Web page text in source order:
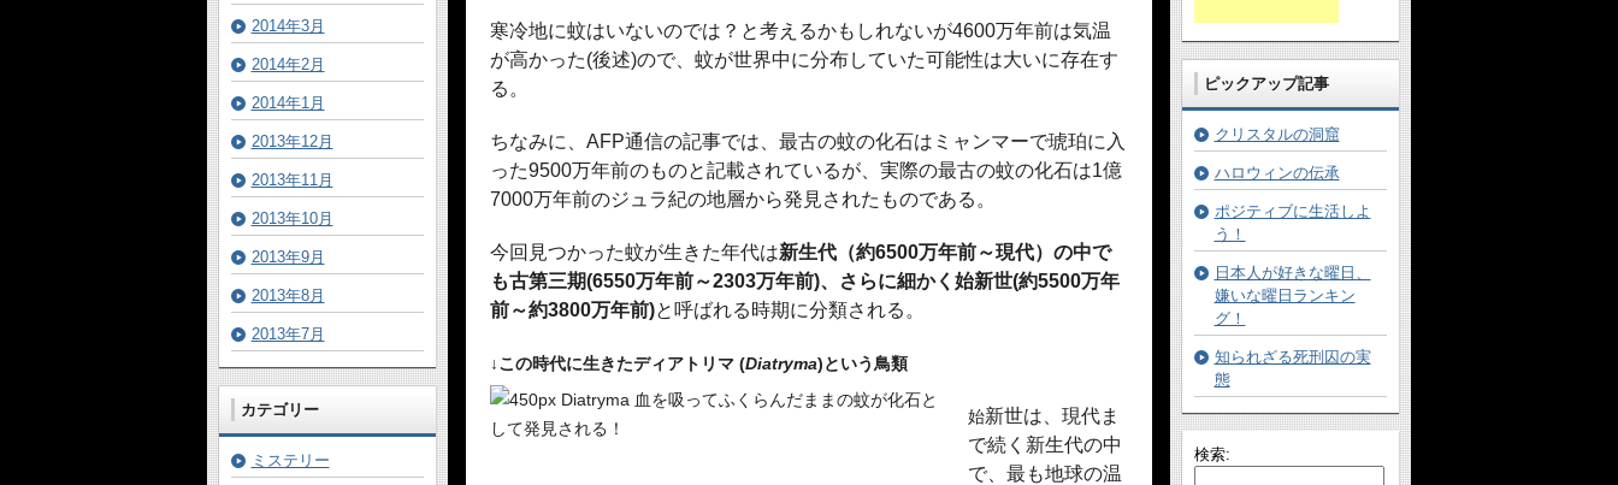
寒冷地に蚊はいないのでは？と考えるかもしれないが4600万年前は気温
が高かった(後述)ので、蚊が世界中に分布していた可能性は大いに存在す
る。
ちなみに、AFP通信の記事では、最古の蚊の化石はミャンマーで琥珀に入
った9500万年前のものと記載されているが、実際の最古の蚊の化石は1億
7000万年前のジュラ紀の地層から発見されたものである。
今回見つかった蚊が生きた年代は新生代（約6500万年前～現代）の中で
も古第三期(6550万年前～2303万年前)、さらに細かく 始新世(約5500万年
前～約3800万年前)と呼ばれる時期に分類される。
↓この時代に生きたディアトリマ (Diatryma)という鳥類
始新世は、現代ま
で続く新生代の中
で、最も地球の温
2014年3月
2014年2月
2014年1月
2013年12月
2013年11月
2013年10月
2013年9月
2013年8月
2013年7月
カテゴリー
ミステリー
ピックアップ記事
クリスタルの洞窟
ハロウィンの伝承
ポジティブに生活しよ
う！
日本人が好きな曜日、
嫌いな曜日ランキン
グ！
知られざる死刑囚の実
態
検索: